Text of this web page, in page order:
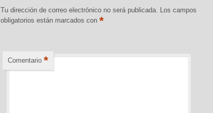
Tu dirección de correo electrónico no será publicada. Los campos
obligatorios están marcados con *
Comentario *